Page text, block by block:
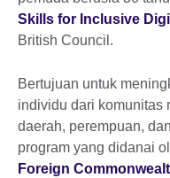
Skills for Inclusive
British Council.
Bertujuan untuk
individu dari komunitas
daerah, perempuan,
program yang didanai
Foreign